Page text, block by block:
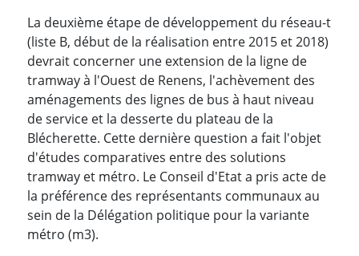
La deuxième étape de développement du réseau-t
(liste B, début de la réalisation entre 2015 et 2018)
devrait concerner une extension de la ligne de
tramway à l'Ouest de Renens, l'achèvement des
aménagements des lignes de bus à haut niveau
de service et la desserte du plateau de la
Blécherette. Cette dernière question a fait l'objet
d'études comparatives entre des solutions
tramway et métro. Le Conseil d'Etat a pris acte de
la préférence des représentants communaux au
sein de la Délégation politique pour la variante
métro (m3).